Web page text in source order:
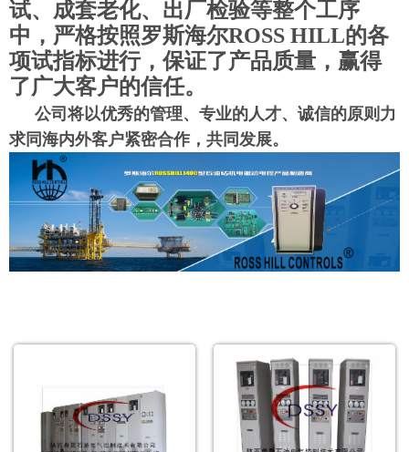
试、成套老化、出厂检验等整个工序
中，严格按照罗斯海尔ROSS HILL的各
项试指标进行，保证了产品质量，赢得
了广大客户的信任。
公司将以优秀的管理、专业的人才、诚信的原则力
求同海内外客户紧密合作，共同发展。